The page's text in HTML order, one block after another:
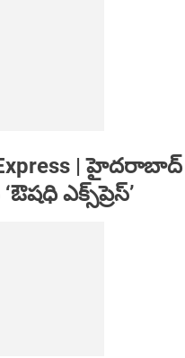
Express |
ఎక్స్‌ప్రెస్’